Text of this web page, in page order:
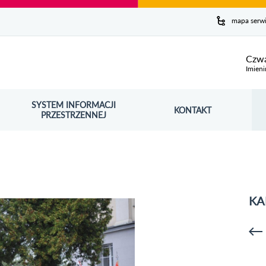
mapa
SYSTEM INFORMACJI
PRZESTRZENNEJ
OTWORZY SIĘ W NOWYM OKNIE KONTAKT